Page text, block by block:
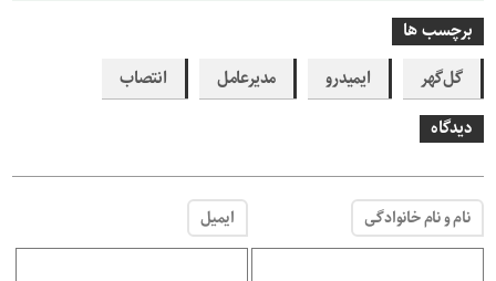
برچسب ها
گل‌گهر
ایمیدرو مدیرعامل
انتصاب
دیدگاه
نام و نام خانوادگی ایمیل